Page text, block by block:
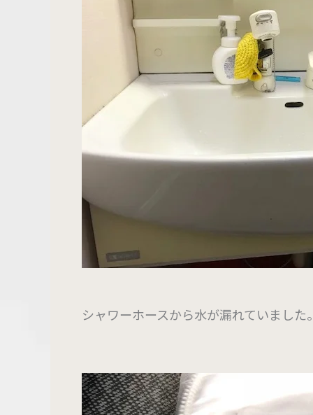
シャワーホースから水が漏れていました